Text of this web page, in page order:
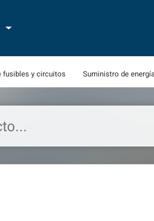
fusibles y circuitos Suministro de